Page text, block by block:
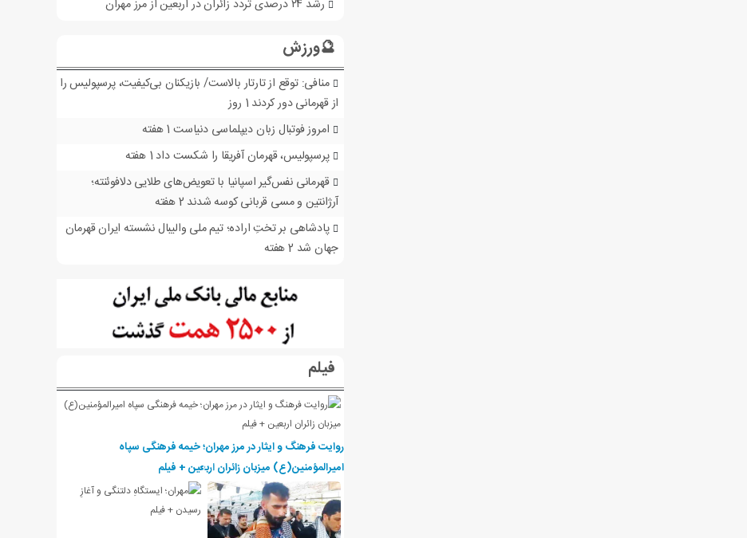
رشد ۲۴ درصدی تردد زائران در اربعین از مرز مهران
🔮ورزش
منافی: توقع از تارتار بالاست/ بازیکنان بی‌کیفیت، پرسپولیس را
از قهرمانی دور کردند 1 روز
امروز فوتبال زبان دیپلماسی دنیاست 1 هفته
پرسپولیس، قهرمان آفریقا را شکست داد 1 هفته
قهرمانی نفس‌گیر اسپانیا با تعویض‌های طلایی دلافوئنته؛
آرژانتین و مسی قربانی کوسه شدند 2 هفته
پادشاهی بر تختِ اراده؛ تیم ملی والیبال نشسته ایران قهرمان
جهان شد 2 هفته
فیلم
روایت فرهنگ و ایثار در مرز مهران؛ خیمه فرهنگی سپاه
امیرالمؤمنین(ع) میزبان زائران اربعین + فیلم